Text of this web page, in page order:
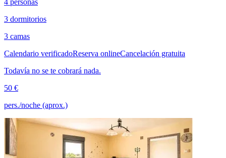
3 dormitorios
3 camas
Calendario verificadoReserva onlineCancelación gratuita
Todavía no se te cobrará nada.
50 €
pers./noche (aprox.)